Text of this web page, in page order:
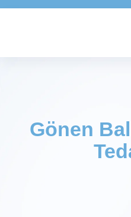
Gönen